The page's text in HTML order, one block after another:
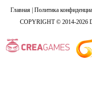
Главная Политика
COPYRIGHT © 2014-2026